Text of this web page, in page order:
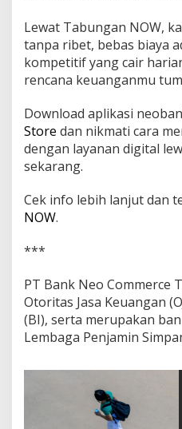
Lewat Tabungan NOW,
tanpa ribet, bebas biaya
kompetitif yang cair
rencana keuanganmu
Download aplikasi
Store dan nikmati cara
dengan layanan digital
sekarang.
Cek info lebih lanjut dan
NOW.
***
PT Bank Neo Commerce
Otoritas Jasa Keuangan
(BI), serta merupakan
Lembaga Penjamin